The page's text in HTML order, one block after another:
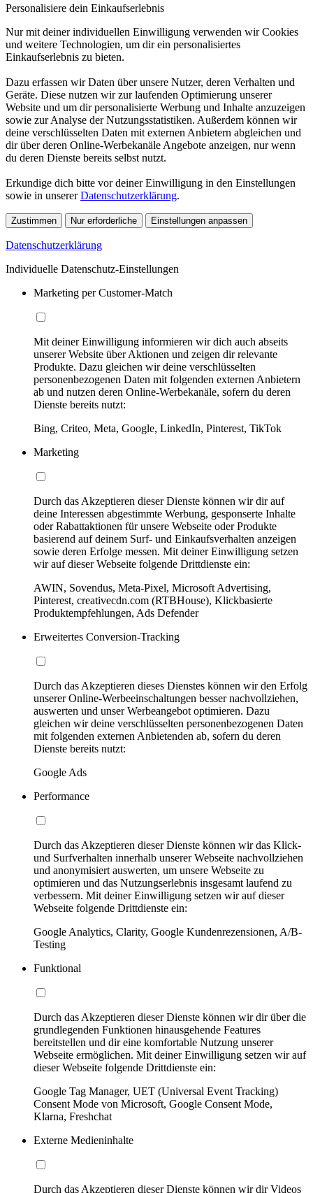
Personalisiere dein Einkaufserlebnis
Nur mit deiner individuellen Einwilligung verwenden wir Cookies
und weitere Technologien, um dir ein personalisiertes
Einkaufserlebnis zu bieten.
Dazu erfassen wir Daten über unsere Nutzer, deren Verhalten und
Geräte. Diese nutzen wir zur laufenden Optimierung unserer
Website und um dir personalisierte Werbung und Inhalte anzuzeigen
sowie zur Analyse der Nutzungsstatistiken. Außerdem können wir
deine verschlüsselten Daten mit externen Anbietern abgleichen und
dir über deren Online-Werbekanäle Angebote anzeigen, nur wenn
du deren Dienste bereits selbst nutzt.
Erkundige dich bitte vor deiner Einwilligung in den Einstellungen
sowie in unsererDatenschutzerklärung.
Zustimmen Nur erforderliche Einstellungen anpassen
Datenschutzerklärung
Individuelle Datenschutz-Einstellungen
Marketing per Customer-Match
Mit deiner Einwilligung informieren wir dich auch abseits
unserer Website über Aktionen und zeigen dir relevante
Produkte. Dazu gleichen wir deine verschlüsselten
personenbezogenen Daten mit folgenden externen Anbietern
ab und nutzen deren Online-Werbekanäle, sofern du deren
Dienste bereits nutzt:
Bing, Criteo, Meta, Google, LinkedIn, Pinterest, TikTok
Marketing
Durch das Akzeptieren dieser Dienste können wir dir auf
deine Interessen abgestimmte Werbung, gesponserte Inhalte
oder Rabattaktionen für unsere Webseite oder Produkte
basierend auf deinem Surf- und Einkaufsverhalten anzeigen
sowie deren Erfolge messen. Mit deiner Einwilligung setzen
wir auf dieser Webseite folgende Drittdienste ein:
AWIN, Sovendus, Meta-Pixel, Microsoft Advertising,
Pinterest, creativecdn.com (RTBHouse), Klickbasierte
Produktempfehlungen, Ads Defender
Erweitertes Conversion-Tracking
Durch das Akzeptieren dieses Dienstes können wir den Erfolg
unserer Online-Werbeeinschaltungen besser nachvollziehen,
auswerten und unser Werbeangebot optimieren. Dazu
gleichen wir deine verschlüsselten personenbezogenen Daten
mit folgenden externen Anbietenden ab, sofern du deren
Dienste bereits nutzt:
Google Ads
Performance
Durch das Akzeptieren dieser Dienste können wir das Klick-
und Surfverhalten innerhalb unserer Webseite nachvollziehen
und anonymisiert auswerten, um unsere Webseite zu
optimieren und das Nutzungserlebnis insgesamt laufend zu
verbessern. Mit deiner Einwilligung setzen wir auf dieser
Webseite folgende Drittdienste ein:
Google Analytics, Clarity, Google Kundenrezensionen, A/B-
Testing
Funktional
Durch das Akzeptieren dieser Dienste können wir dir über die
grundlegenden Funktionen hinausgehende Features
bereitstellen und dir eine komfortable Nutzung unserer
Webseite ermöglichen. Mit deiner Einwilligung setzen wir auf
dieser Webseite folgende Drittdienste ein:
Google Tag Manager, UET (Universal Event Tracking)
Consent Mode von Microsoft, Google Consent Mode,
Klarna, Freshchat
Externe Medieninhalte
Durch das Akzeptieren dieser Dienste können wir dir Videos